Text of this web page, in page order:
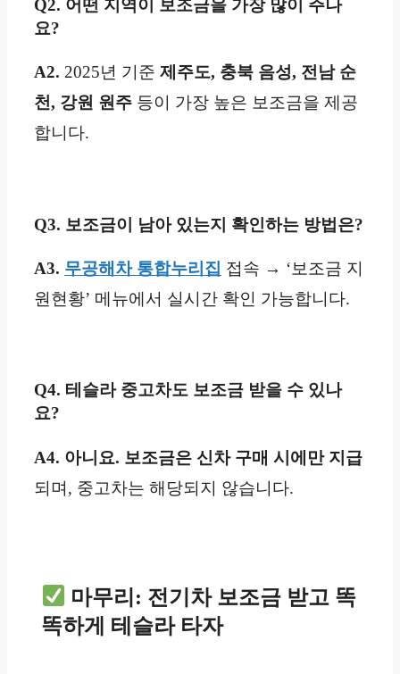
Q2. 어떤 지역이 보조금을 가장 많이 주나
요?
A2. 2025년 기준 제주도, 충북 음성, 전남 순
천, 강원 원주 등이 가장 높은 보조금을 제공
합니다.
Q3. 보조금이 남아 있는지 확인하는 방법은?
A3. 무공해차 통합누리집 접속 → ‘보조금 지
원현황’ 메뉴에서 실시간 확인 가능합니다.
Q4. 테슬라 중고차도 보조금 받을 수 있나
요?
A4. 아니요. 보조금은 신차 구매 시에만 지급
되며, 중고차는 해당되지 않습니다.
마무리: 전기차 보조금 받고 똑
똑하게 테슬라 타자